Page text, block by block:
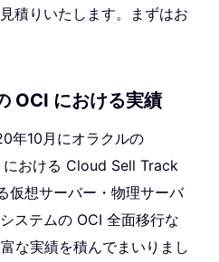
積りいたします。まずはお
OCI における実績
年10月にオラクルの
おける Cloud Sell Track
仮想サーバー・物理サーバ
ステムの OCI 全面移行な
な実績を積んでまいりまし